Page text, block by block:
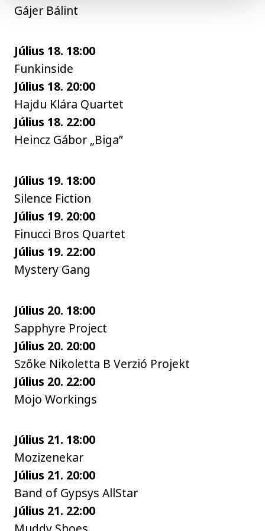
Gájer Bálint
Július 18. 18:00
Funkinside
Július 18. 20:00
Hajdu Klára Quartet
Július 18. 22:00
Heincz Gábor „Biga”
Július 19. 18:00
Silence Fiction
Július 19. 20:00
Finucci Bros Quartet
Július 19. 22:00
Mystery Gang
Július 20. 18:00
Sapphyre Project
Július 20. 20:00
Szőke Nikoletta B Verzió Projekt
Július 20. 22:00
Mojo Workings
Július 21. 18:00
Mozizenekar
Július 21. 20:00
Band of Gypsys AllStar
Július 21. 22:00